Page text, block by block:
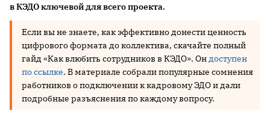
в КЭДО ключевой для всего проекта.
Если вы не знаете, как эффективно донести ценность
цифрового формата до коллектива, скачайте полный
гайд «Как влюбить сотрудников в КЭДО». Ондоступен
по ссылке. В материале собрали популярные сомнения
работников о подключении к кадровому ЭДО и дали
подробные разъяснения по каждому вопросу.